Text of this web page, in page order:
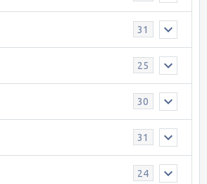
31
25
30
31
24